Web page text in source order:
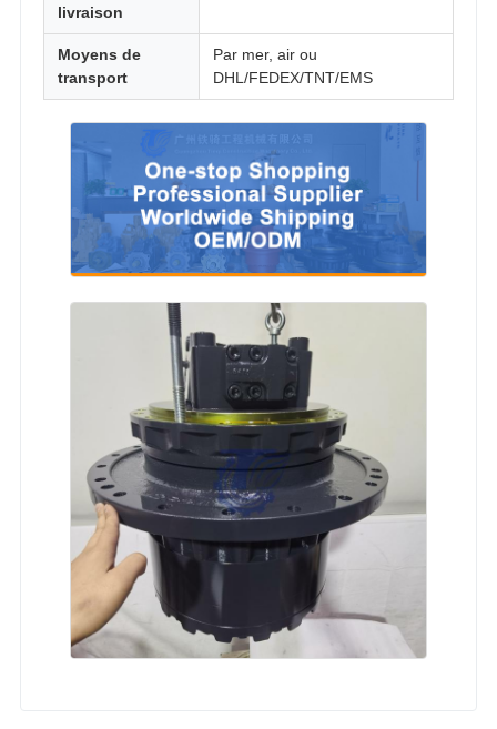
livraison
Moyens de
transport
Par mer, air ou
DHL/FEDEX/TNT/EMS